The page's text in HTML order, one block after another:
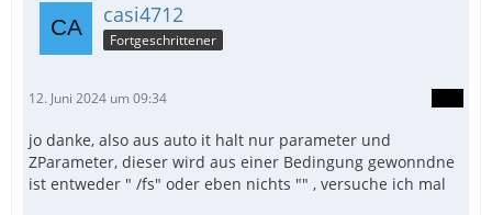
casi4712
Fortgeschrittener
12. Juni 2024 um 09:34
jo danke, also aus auto it halt nur parameter und
ZParameter, dieser wird aus einer Bedingung gewonndne
ist entweder " /fs" oder eben nichts "" , versuche ich mal